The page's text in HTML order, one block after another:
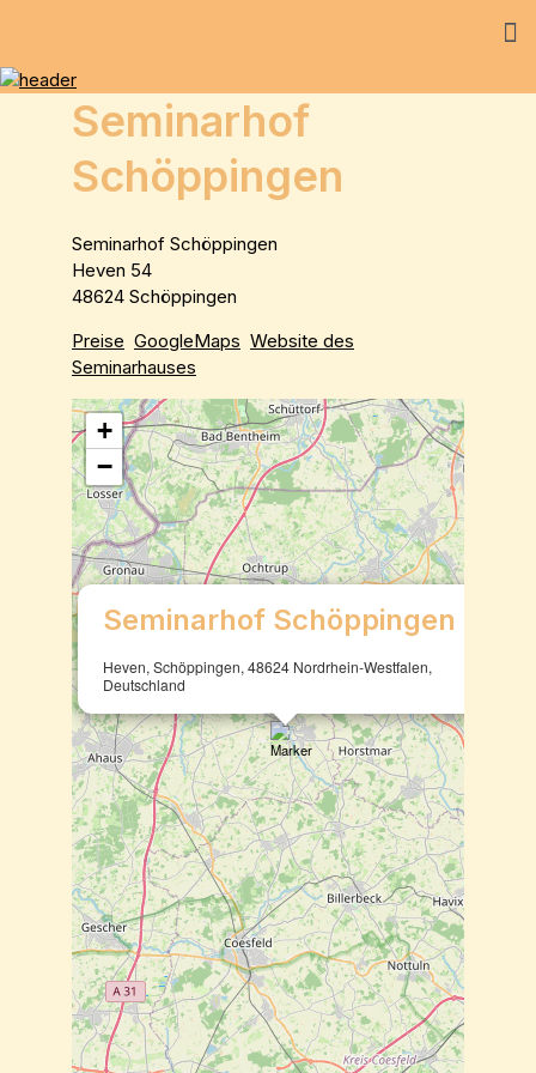
Seminarhof
Schöppingen
Seminarhof Schöppingen
Heven 54
48624 Schöppingen
Preise GoogleMaps Website des
Seminarhauses
Seminarhof Schöppingen
Heven, Schöppingen, 48624 Nordrhein-Westfalen,
Deutschland
+
−